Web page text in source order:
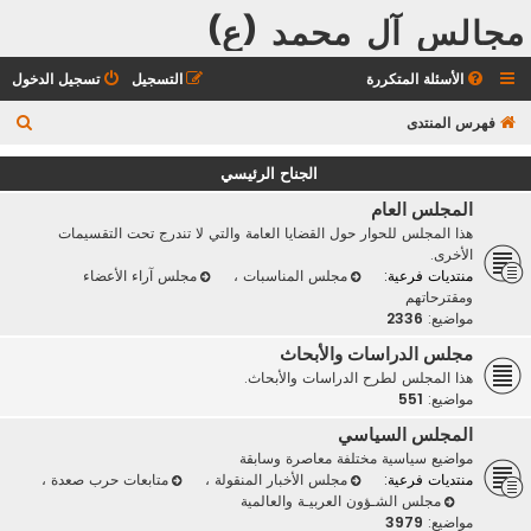
مجالس آل محمد (ع)
الأسئلة المتكررة تسجيل الدخول التسجيل
فهرس المنتدى
ح
الجناح الرئيسي
المجلس العام
هذا المجلس للحوار حول القضايا العامة والتي لا تندرج تحت التقسيمات
الأخرى.
منتديات فرعية:
مجلس المناسبات ،
مجلس آراء الأعضاء
ومقترحاتهم
مواضيع: 2336
مجلس الدراسات والأبحاث
هذا المجلس لطرح الدراسات والأبحاث.
مواضيع: 551
المجلس السياسي
مواضيع سياسية مختلفة معاصرة وسابقة
منتديات فرعية:
مجلس الأخبار المنقولة ، متابعات حرب صعدة ،
مجلس الشـؤون العربيـة والعالمية
مواضيع: 3979